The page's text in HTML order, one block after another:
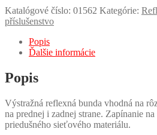
Katalógové číslo: 01562 Kategórie:
příslušenstvo
Popis
Ďalšie informácie
Popis
Výstražná reflexná bunda vhodná na
na prednej i zadnej strane. Zapínanie
priedušného sieťového materiálu.